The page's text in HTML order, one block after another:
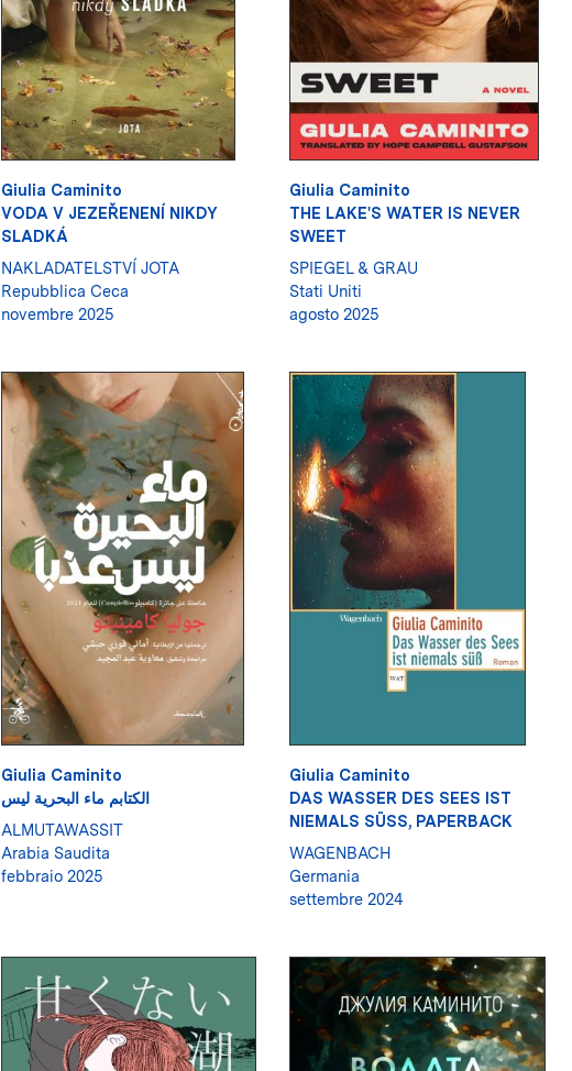
Giulia Caminito
VODA V JEZEŘENENÍ NIKDY
SLADKÁ
NAKLADATELSTVÍ JOTA
Repubblica Ceca
novembre 2025
Giulia Caminito
THE LAKE'S WATER IS NEVER
SWEET
SPIEGEL & GRAU
Stati Uniti
agosto 2025
Giulia Caminito
الكتابم ماء البحرية ليس
ALMUTAWASSIT
Arabia Saudita
febbraio 2025
Giulia Caminito
DAS WASSER DES SEES IST
NIEMALS SÜSS, PAPERBACK
WAGENBACH
Germania
settembre 2024